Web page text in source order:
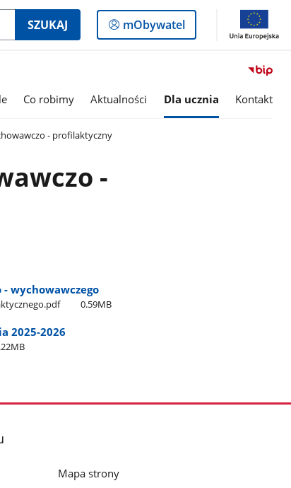
SZUKAJ
Logowanie
do
mObywatel
Co robimy Aktualności Dla ucznia Kontakt
- profilaktyczny
-
wychowawczego
0.59MB
2025-2026
Mapa strony